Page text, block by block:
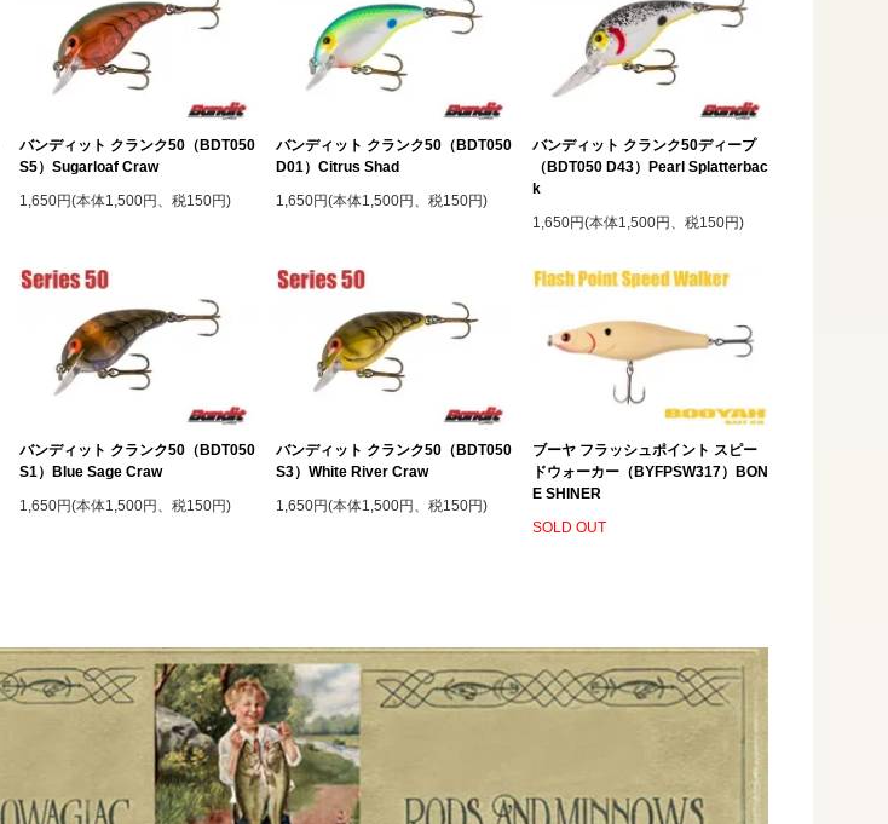
バンディット クランク50（BDT050
S5）Sugarloaf Craw
1,650円(本体1,500円、税150円)
バンディット クランク50（BDT050
D01）Citrus Shad
1,650円(本体1,500円、税150円)
バンディット クランク50ディープ
（BDT050 D43）Pearl Splatterbac
k
1,650円(本体1,500円、税150円)
バンディット クランク50（BDT050
S1）Blue Sage Craw
1,650円(本体1,500円、税150円)
バンディット クランク50（BDT050
S3）White River Craw
1,650円(本体1,500円、税150円)
ブーヤ フラッシュポイント スピー
ドウォーカー（BYFPSW317）BON
E SHINER
SOLD OUT